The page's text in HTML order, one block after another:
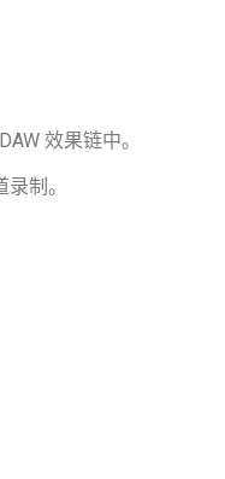
效果链中。
制。